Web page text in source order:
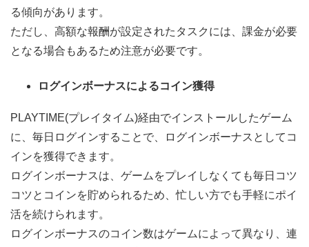
る傾向があります。
ただし、高額な報酬が設定されたタスクには、課金が必要
となる場合もあるため注意が必要です。
ログインボーナスによるコイン獲得
PLAYTIME(プレイタイム)経由でインストールしたゲーム
に、毎日ログインすることで、ログインボーナスとしてコ
インを獲得できます。
ログインボーナスは、ゲームをプレイしなくても毎日コツ
コツとコインを貯められるため、忙しい方でも手軽にポイ
活を続けられます。
ログインボーナスのコイン数はゲームによって異なり、連